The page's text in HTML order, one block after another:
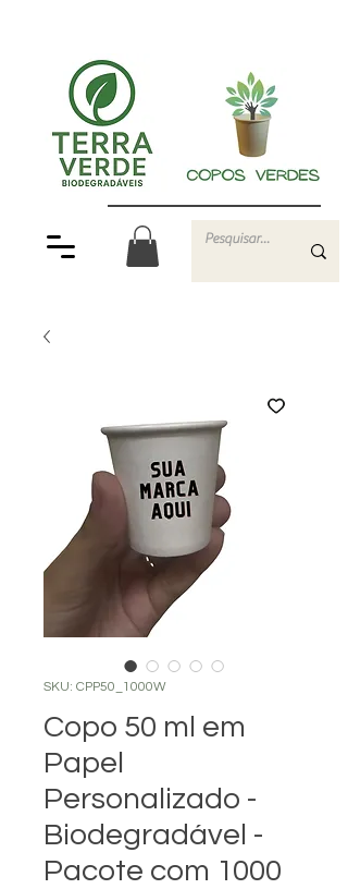
SKU: CPP50_1000W
Copo 50 ml em
Papel
Personalizado -
Biodegradável -
Pacote com 1000